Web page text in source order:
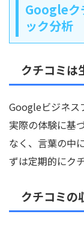
Googleク
ック分析
クチコミは
Googleビジネス
実際の体験に基
なく、言葉の中
ずは定期的にク
クチコミの